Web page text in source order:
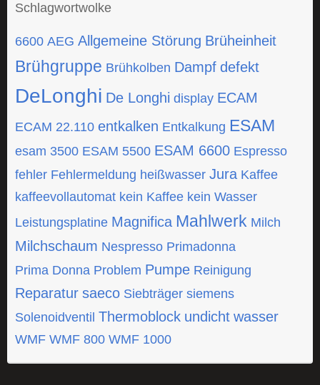
Schlagwortwolke
6600 AEG Allgemeine Störung Brüheinheit
Brühgruppe Brühkolben Dampf defekt
DeLonghi De Longhi display ECAM
ECAM 22.110 entkalken Entkalkung ESAM
esam 3500 ESAM 5500 ESAM 6600 Espresso
fehler Fehlermeldung heißwasser Jura Kaffee
kaffeevollautomat kein Kaffee kein Wasser
Leistungsplatine Magnifica Mahlwerk Milch
Milchschaum Nespresso Primadonna
Prima Donna Problem Pumpe Reinigung
Reparatur saeco Siebträger siemens
Solenoidventil Thermoblock undicht wasser
WMF WMF 800 WMF 1000